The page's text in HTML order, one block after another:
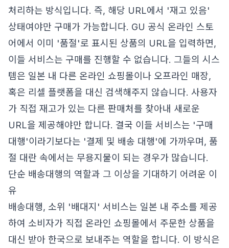
처리하는 방식입니다. 즉, 해당 URL에서 '재고 있음'
상태여야만 구매가 가능합니다. GU 공식 온라인 스토
어에서 이미 '품절'로 표시된 상품의 URL을 입력하면,
이들 서비스는 구매를 진행할 수 없습니다. 그들의 시스
템은 일본 내 다른 온라인 쇼핑몰이나 오프라인 매장,
혹은 리셀 플랫폼을 대신 검색해주지 않습니다. 사용자
가 직접 재고가 있는 다른 판매처를 찾아내 새로운
URL을 제공해야만 합니다. 결국 이들 서비스는 '구매
대행'이라기보다는 '결제 및 배송 대행'에 가까우며, 품
절 대란 속에서는 무용지물이 되는 경우가 많습니다.
단순 배송대행의 역할과 그 이상을 기대하기 어려운 이
유
배송대행, 소위 '배대지' 서비스는 일본 내 주소를 제공
하여 소비자가 직접 온라인 쇼핑몰에서 주문한 상품을
대신 받아 한국으로 보내주는 역할을 합니다. 이 방식은